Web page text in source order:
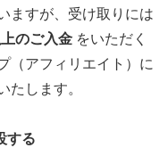
ますが、受け取りには
のご入金 をいただく
（アフィリエイト）に
たします。
する